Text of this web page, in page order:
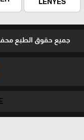
LENYES
جميع حقوق الطبع